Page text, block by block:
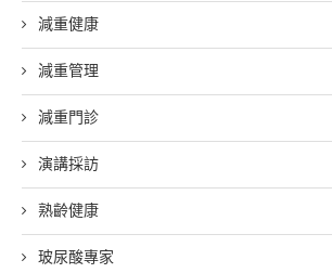
減重健康
減重管理
減重門診
演講採訪
熟齡健康
玻尿酸專家